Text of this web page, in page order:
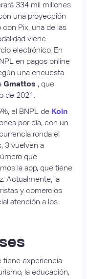
334 mil millones
una proyección
Pix, una de las
viene
electrónico. En
en pagos online
una encuesta
Gmattos , que
de 2021.
el BNPL de Koin
por día, con un
ronda el
3 vuelven a
que
la app, que tiene
Actualmente, la
y comercios
atención a los
tiene experiencia
la educación,